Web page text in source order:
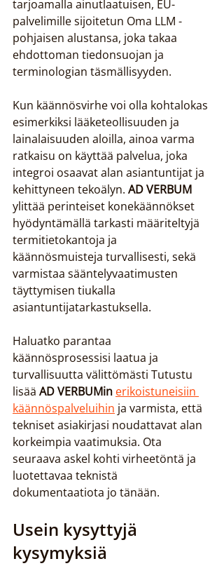
tarjoamalla ainutlaatuisen, EU-
palvelimille sijoitetun Oma LLM -
pohjaisen alustansa, joka takaa
ehdottoman tiedonsuojan ja
terminologian täsmällisyyden.
Kun käännösvirhe voi olla kohtalokas
esimerkiksi lääketeollisuuden ja
lainalaisuuden aloilla, ainoa varma
ratkaisu on käyttää palvelua, joka
integroi osaavat alan asiantuntijat ja
kehittyneen tekoälyn. AD VERBUM
ylittää perinteiset konekäännökset
hyödyntämällä tarkasti määriteltyjä
termitietokantoja ja
käännösmuisteja turvallisesti, sekä
varmistaa sääntelyvaatimusten
täyttymisen tiukalla
asiantuntijatarkastuksella.
Haluatko parantaa
käännösprosessisi laatua ja
turvallisuutta välittömästi Tutustu
lisää AD VERBUMin erikoistuneisiin
käännöspalveluihin ja varmista, että
tekniset asiakirjasi noudattavat alan
korkeimpia vaatimuksia. Ota
seuraava askel kohti virheetöntä ja
luotettavaa teknistä
dokumentaatiota jo tänään.
Usein kysyttyjä
kysymyksiä